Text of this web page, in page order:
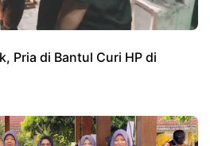
Pria di Bantul Curi HP di